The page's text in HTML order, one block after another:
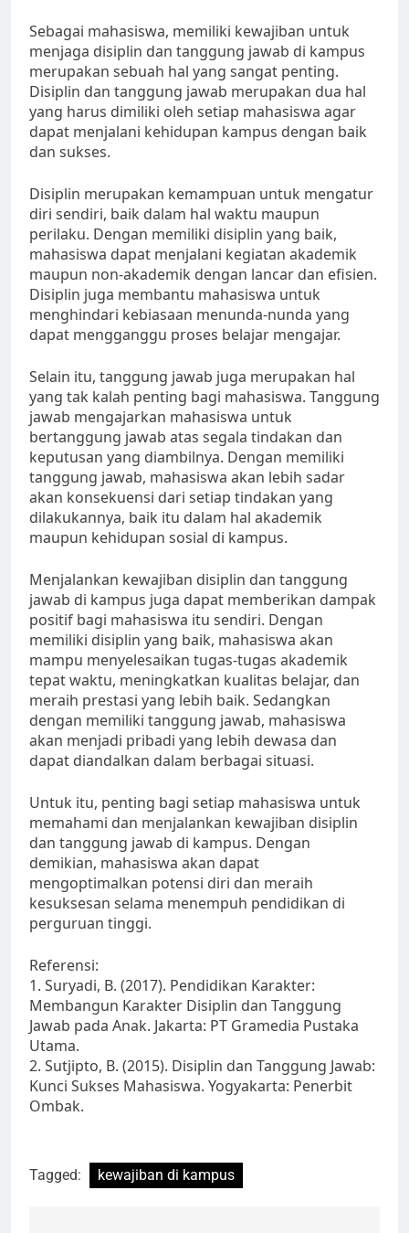
Sebagai mahasiswa, memiliki kewajiban untuk
menjaga disiplin dan tanggung jawab di kampus
merupakan sebuah hal yang sangat penting.
Disiplin dan tanggung jawab merupakan dua hal
yang harus dimiliki oleh setiap mahasiswa agar
dapat menjalani kehidupan kampus dengan baik
dan sukses.
Disiplin merupakan kemampuan untuk mengatur
diri sendiri, baik dalam hal waktu maupun
perilaku. Dengan memiliki disiplin yang baik,
mahasiswa dapat menjalani kegiatan akademik
maupun non-akademik dengan lancar dan efisien.
Disiplin juga membantu mahasiswa untuk
menghindari kebiasaan menunda-nunda yang
dapat mengganggu proses belajar mengajar.
Selain itu, tanggung jawab juga merupakan hal
yang tak kalah penting bagi mahasiswa. Tanggung
jawab mengajarkan mahasiswa untuk
bertanggung jawab atas segala tindakan dan
keputusan yang diambilnya. Dengan memiliki
tanggung jawab, mahasiswa akan lebih sadar
akan konsekuensi dari setiap tindakan yang
dilakukannya, baik itu dalam hal akademik
maupun kehidupan sosial di kampus.
Menjalankan kewajiban disiplin dan tanggung
jawab di kampus juga dapat memberikan dampak
positif bagi mahasiswa itu sendiri. Dengan
memiliki disiplin yang baik, mahasiswa akan
mampu menyelesaikan tugas-tugas akademik
tepat waktu, meningkatkan kualitas belajar, dan
meraih prestasi yang lebih baik. Sedangkan
dengan memiliki tanggung jawab, mahasiswa
akan menjadi pribadi yang lebih dewasa dan
dapat diandalkan dalam berbagai situasi.
Untuk itu, penting bagi setiap mahasiswa untuk
memahami dan menjalankan kewajiban disiplin
dan tanggung jawab di kampus. Dengan
demikian, mahasiswa akan dapat
mengoptimalkan potensi diri dan meraih
kesuksesan selama menempuh pendidikan di
perguruan tinggi.
Referensi:
1. Suryadi, B. (2017). Pendidikan Karakter:
Membangun Karakter Disiplin dan Tanggung
Jawab pada Anak. Jakarta: PT Gramedia Pustaka
Utama.
2. Sutjipto, B. (2015). Disiplin dan Tanggung Jawab:
Kunci Sukses Mahasiswa. Yogyakarta: Penerbit
Ombak.
Tagged: kewajiban di kampus